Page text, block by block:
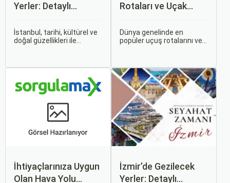
Yerler: Detaylı
İstanbul, tarihi, kültürel ve
doğal güzellikleri ile
rağmen modern dünyanın
dinamikleriyle uyum içinde
Rotaları ve Uçak
Dünya genelinde en
popüler uçuş rotalarını ve
kapsamlı bir konudur. En
popüler rotalar, çeşitli
faktörlere bağlı olarak
değişebilir; bunlar arasında
ekonomik durumlar, turizm
trendleri ve uluslararası
ilişkiler bulunmaktadır.
İhtiyaçlarınıza Uygun
Olan Hava Yolu
İzmir’de Gezilecek
Yerler: Detaylı